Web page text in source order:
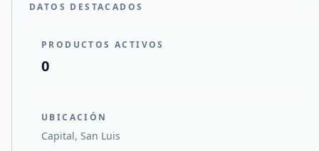
DATOS DESTACADOS
PRODUCTOS ACTIVOS
0
UBICACIÓN
Capital, San Luis